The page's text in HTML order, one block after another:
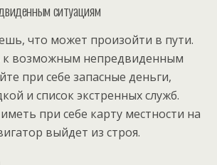
ситуациям
что может произойти в пути.
к возможным непредвиденным
при себе запасные деньги,
и список экстренных служб.
при себе карту местности на
выйдет из строя.